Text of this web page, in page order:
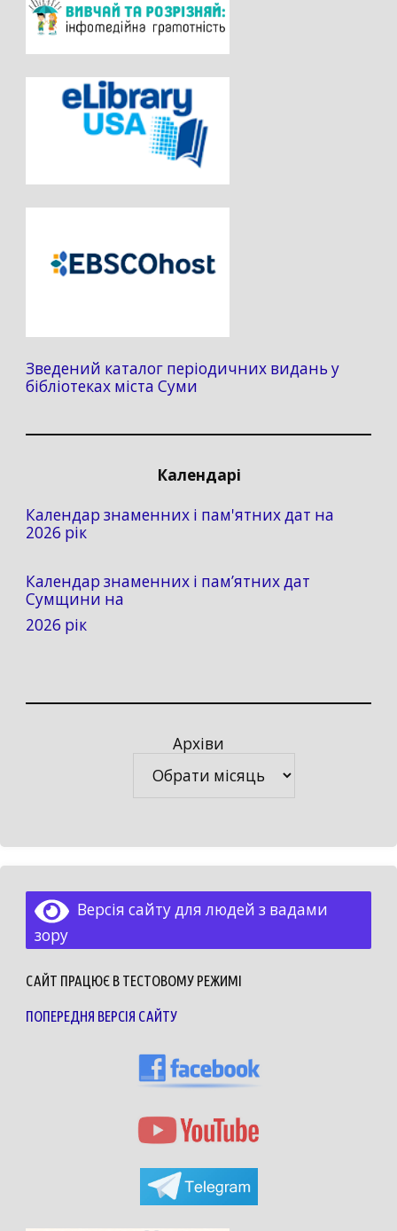
Зведений каталог періодичних видань у
бібліотеках міста Суми
Календарі
Календар знаменних і пам'ятних дат на
2026 рік
Календар знаменних і пам’ятних дат
Сумщини на
2026 рік
Архіви
Версія сайту для людей з вадами
зору
САЙТ ПРАЦЮЄ В ТЕСТОВОМУ РЕЖИМІ
ПОПЕРЕДНЯ ВЕРСІЯ САЙТУ